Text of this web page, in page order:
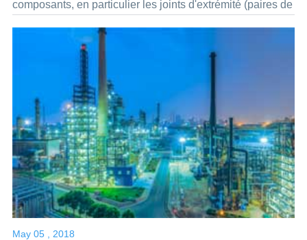
composants, en particulier les joints d'extrémité (paires de
matériaux des ressorts...
May 05 , 2018